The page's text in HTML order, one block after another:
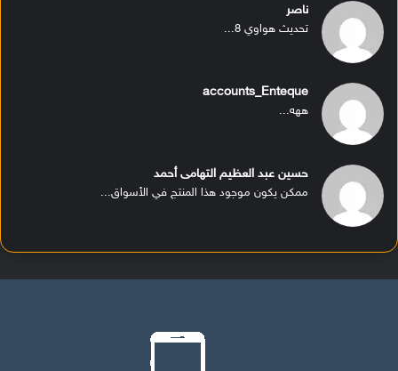
ناصر
تحديث هواوي 8...
accounts_Enteque
ههه...
حسين عبد العظيم التهامى أحمد
ممكن يكون موجود هذا المنتج في الأسواق...